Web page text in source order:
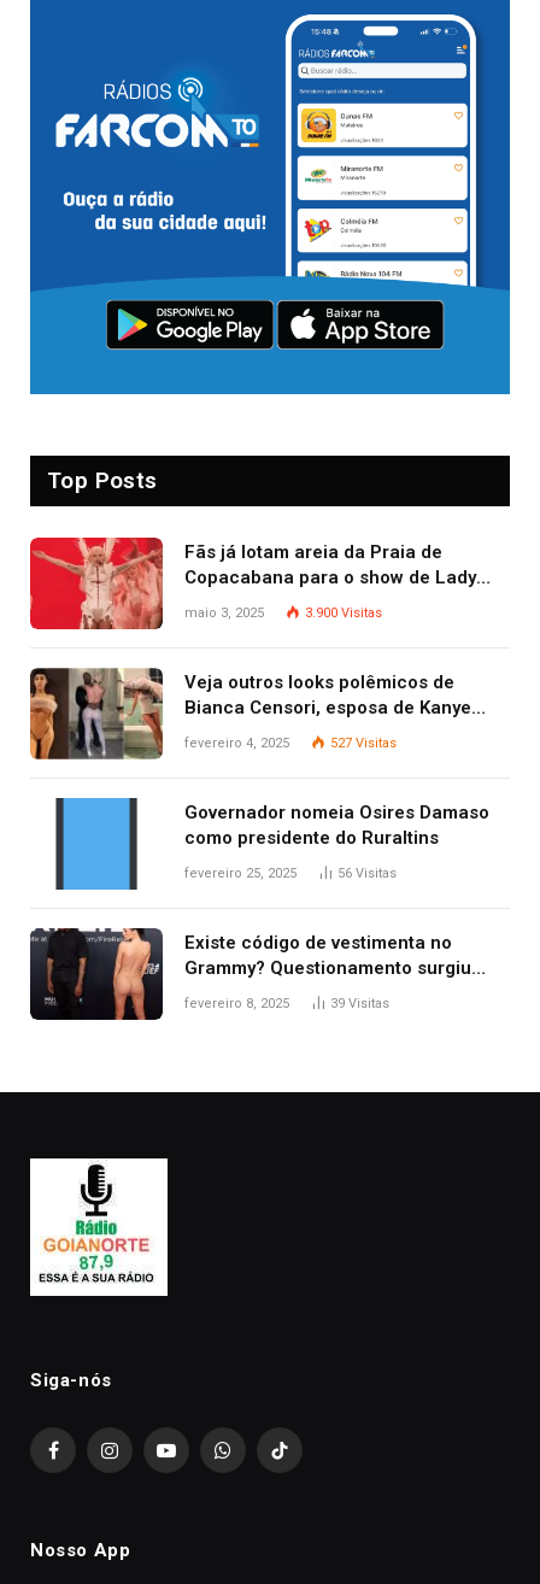
Top Posts
Fãs já lotam areia da Praia de
Copacabana para o show de Lady
Gaga
maio 3, 2025 3.900 Visitas
Veja outros looks polêmicos de
Bianca Censori, esposa de Kanye
West que apareceu nua no Grammy
fevereiro 4, 2025 527 Visitas
Governador nomeia Osires Damaso
como presidente do Ruraltins
fevereiro 25, 2025 56 Visitas
Existe código de vestimenta no
Grammy? Questionamento surgiu
após Bianca Censori, mulher de
fevereiro 8, 2025 39 Visitas
Siga-nós
FacebookInstagramYouTubeWhatsAppTikTok
Nosso App